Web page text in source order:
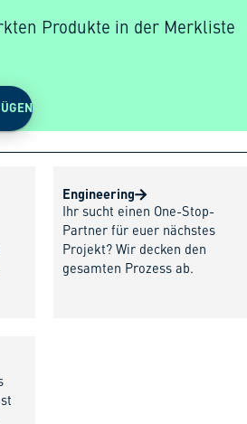
Produkte in der Merkliste
Engineering
Ihr sucht einen One-Stop-
Partner für euer nächstes
Projekt? Wir decken den
gesamten Prozess ab.